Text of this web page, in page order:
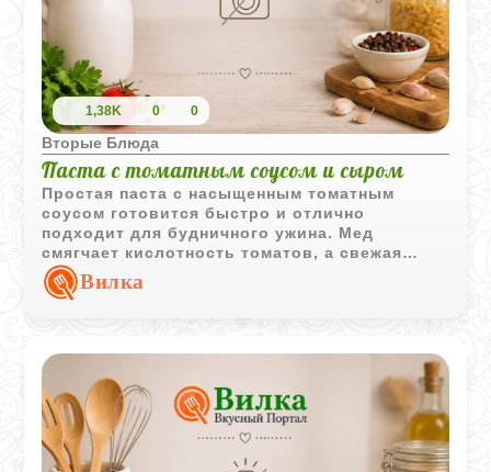
1,38K 0 0
Вторые Блюда
Паста с томатным соусом и сыром
Простая паста с насыщенным томатным
соусом готовится быстро и отлично
подходит для будничного ужина. Мед
смягчает кислотность томатов, а свежая
петрушка делает вкус ярче.
Вилка